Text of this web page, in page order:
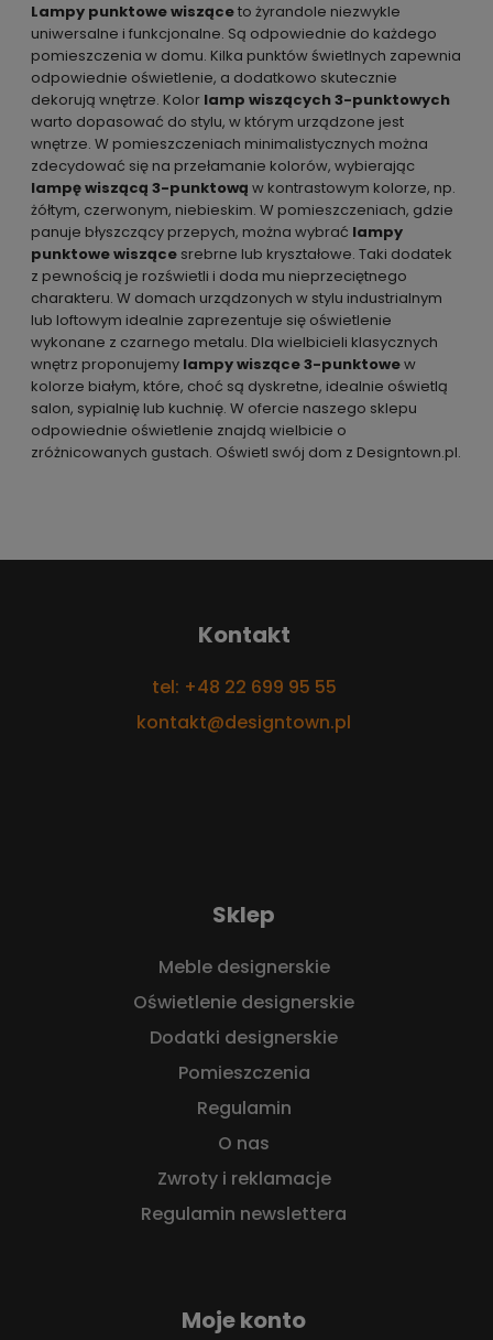
Lampy punktowe wisząceto żyrandole niezwykle
uniwersalne i funkcjonalne. Są odpowiednie do każdego
pomieszczenia w domu. Kilka punktów świetlnych zapewnia
odpowiednie oświetlenie, a dodatkowo skutecznie
dekorują wnętrze. Kolor lamp wiszących 3-punktowych
warto dopasować do stylu, w którym urządzone jest
wnętrze. W pomieszczeniach minimalistycznych można
zdecydować się na przełamanie kolorów, wybierając
lampę wiszącą 3-punktową w kontrastowym kolorze, np.
żółtym, czerwonym, niebieskim. W pomieszczeniach, gdzie
panuje błyszczący przepych, można wybrać lampy
punktowe wiszące srebrne lub kryształowe. Taki dodatek
z pewnością je rozświetli i doda mu nieprzeciętnego
charakteru. W domach urządzonych w stylu industrialnym
lub loftowym idealnie zaprezentuje się oświetlenie
wykonane z czarnego metalu. Dla wielbicieli klasycznych
wnętrz proponujemy lampy wiszące 3-punktowew
kolorze białym, które, choć są dyskretne, idealnie oświetlą
salon, sypialnię lub kuchnię. W ofercie naszego sklepu
odpowiednie oświetlenie znajdą wielbicie o
zróżnicowanych gustach. Oświetl swój dom z Designtown.pl.
Kontakt
tel: +48 22 699 95 55
kontakt@designtown.pl
Sklep
Meble designerskie
Oświetlenie designerskie
Dodatki designerskie
Pomieszczenia
Regulamin
O nas
Zwroty i reklamacje
Regulamin newslettera
Moje konto